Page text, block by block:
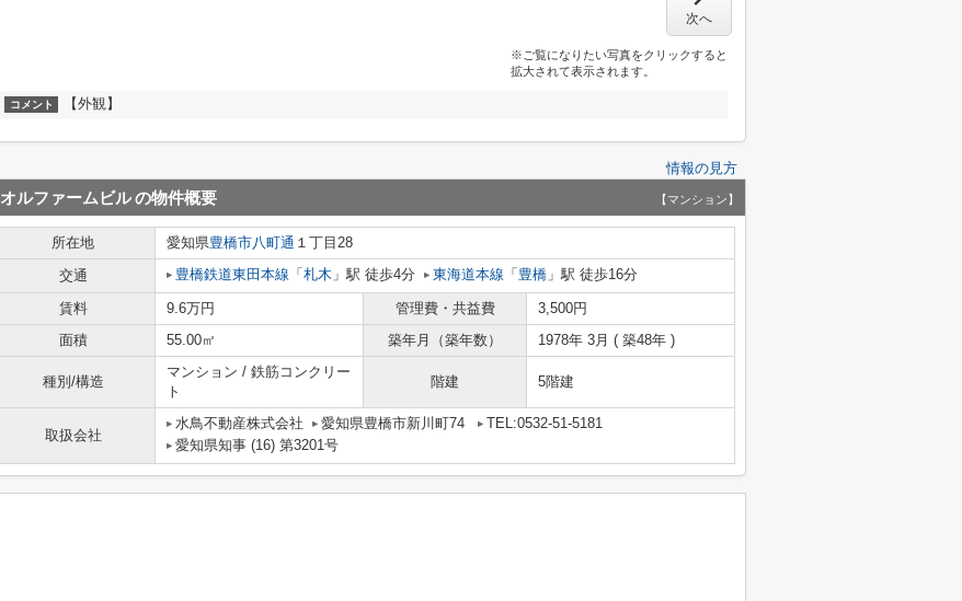
次へ
※ご覧になりたい写真をクリックすると
拡大されて表示されます。
コメント 【外観】
情報の見方
オルファームビルの物件概要 【マンション】
所在地 愛知県豊橋市八町通 １丁目28
交通
豊橋鉄道東田本線 「 札木 」駅 徒歩4分 東海道本線 「 豊橋 」駅 徒歩16分
賃料 9.6万円 管理費・共益費
3,500円
面積
55.00㎡ 築年月（築年数） 1978年 3月 ( 築48年 )
種別/構造
マンション / 鉄筋コンクリー
ト
階建 5階建
取扱会社
水鳥不動産株式会社 愛知県豊橋市新川町74
TEL:0532-51-5181
愛知県知事 (16) 第3201号